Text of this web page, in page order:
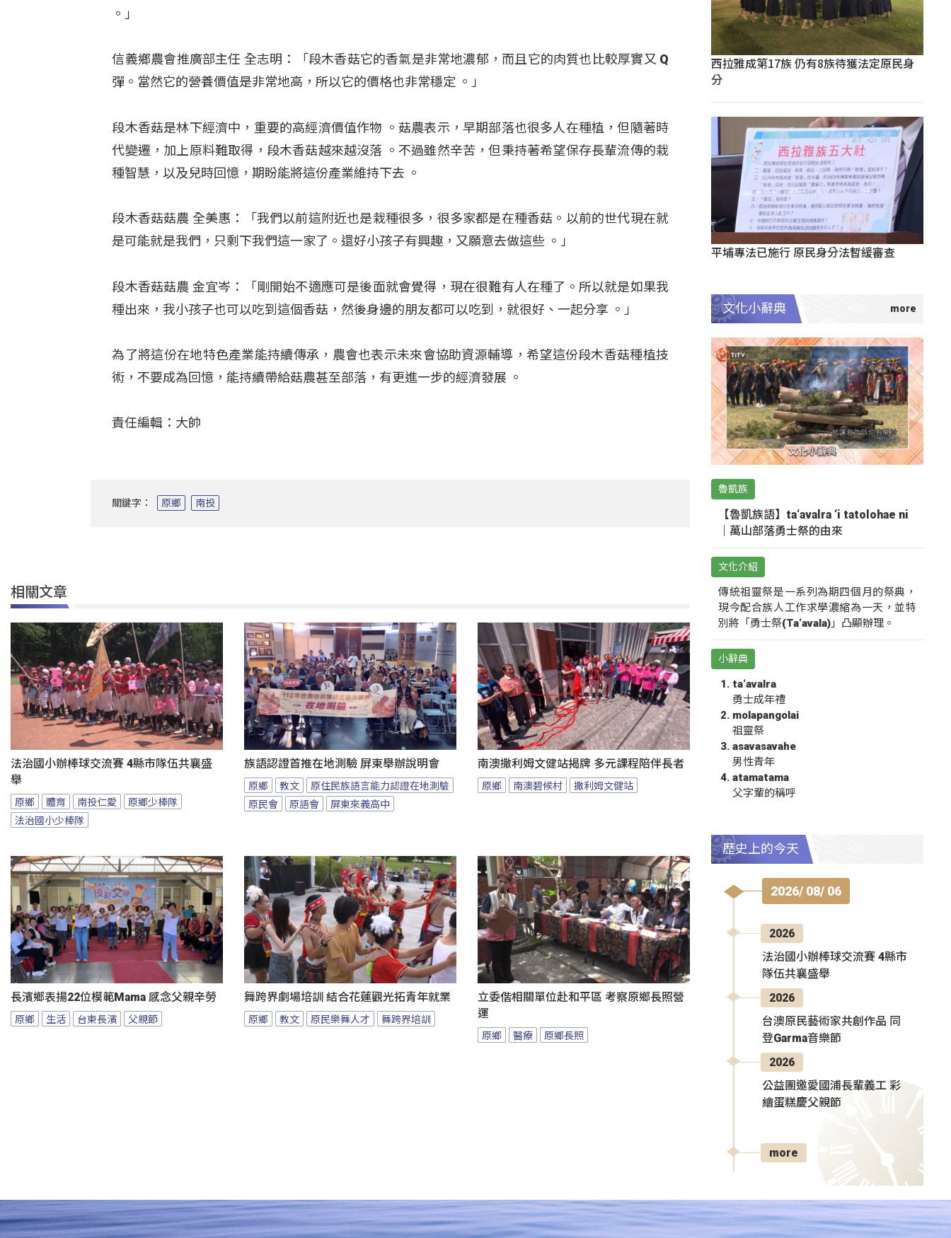
。」
信義鄉農會推廣部主任 全志明：「段木香菇它的香氣是非常地濃郁，而且它的肉質也比較厚實又 Q
彈。當然它的營養價值是非常地高，所以它的價格也非常穩定 。」
段木香菇是林下經濟中，重要的高經濟價值作物 。菇農表示，早期部落也很多人在種植，但隨著時
代變遷，加上原料難取得，段木香菇越來越沒落 。不過雖然辛苦，但秉持著希望保存長輩流傳的栽
種智慧，以及兒時回憶，期盼能將這份產業維持下去 。
段木香菇菇農 全美惠：「我們以前這附近也是栽種很多，很多家都是在種香菇。以前的世代現在就
是可能就是我們，只剩下我們這一家了。還好小孩子有興趣，又願意去做這些 。」
段木香菇菇農 金宜岑：「剛開始不適應可是後面就會覺得，現在很難有人在種了。所以就是如果我
種出來，我小孩子也可以吃到這個香菇，然後身邊的朋友都可以吃到，就很好、一起分享 。」
為了將這份在地特色產業能持續傳承，農會也表示未來會協助資源輔導，希望這份段木香菇種植技
術，不要成為回憶，能持續帶給菇農甚至部落，有更進一步的經濟發展 。
責任編輯：大帥
關鍵字： 原鄉 南投
相關文章
法治國小辦棒球交流賽 4縣市隊伍共襄盛
舉
原鄉 體育 南投仁愛
原鄉少棒隊
法治國小少棒隊
族語認證首推在地測驗 屏東舉辦說明會
原鄉 教文
原住民族語言能力認證在地測驗
原民會
原語會 屏東來義高中
南澳撒利姆文健站揭牌 多元課程陪伴長者
原鄉 南澳碧候村 撒利姆文健站
長濱鄉表揚22位模範Mama 感念父親辛勞
原鄉 生活 台東長濱 父親節
舞跨界劇場培訓 結合花蓮觀光拓青年就業
原鄉 教文 原民樂舞人才 舞跨界培訓
立委偕相關單位赴和平區 考察原鄉長照營
運
原鄉 醫療 原鄉長照
西拉雅成第17族 仍有8族待獲法定原民身
分
平埔專法已施行 原民身分法暫緩審查
文化小辭典
魯凱族
【魯凱族語】ta‘avalra ‘i tatolohae ni
｜萬山部落勇士祭的由來
文化介紹
傳統祖靈祭是一系列為期四個月的祭典，
現今配合族人工作求學濃縮為一天，並特
別將「勇士祭(Ta‘avala)」凸顯辦理。
小辭典
ta‘avalra
勇士成年禮
molapangolai
祖靈祭
asavasavahe
男性青年
atamatama
父字輩的稱呼
歷史上的今天
2026/ 08/ 06
2026
法治國小辦棒球交流賽 4縣市
隊伍共襄盛舉
2026
台澳原民藝術家共創作品 同
登Garma音樂節
2026
公益團邀愛國浦長輩義工 彩
繪蛋糕慶父親節
more